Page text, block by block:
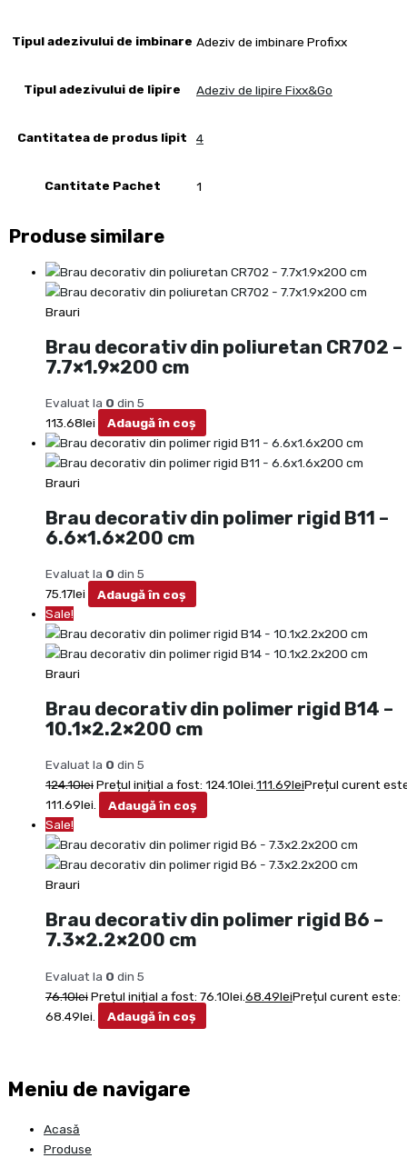
Tipul adezivului de imbinare Adeziv de imbinare Profixx
Tipul adezivului de lipire Adeziv de lipire Fixx&Go
Cantitatea de produs lipit 4
Cantitate Pachet 1
Produse similare
Brauri
Brau decorativ din poliuretan CR702 –
7.7×1.9×200 cm
Evaluat la 0 din 5
113.68lei Adaugă în coș
Brauri
Brau decorativ din polimer rigid B11 –
6.6×1.6×200 cm
Evaluat la 0 din 5
75.17lei
Adaugă în coș
Sale!
Brauri
Brau decorativ din polimer rigid B14 –
10.1×2.2×200 cm
Evaluat la 0 din 5
124.10leiPrețul inițial a fost: 124.10lei.111.69leiPrețul curent
111.69lei.
Adaugă în coș
Sale!
Brauri
Brau decorativ din polimer rigid B6 –
7.3×2.2×200 cm
Evaluat la 0 din 5
76.10leiPrețul inițial a fost: 76.10lei. 68.49leiPrețul curent este:
68.49lei.
Adaugă în coș
Meniu de navigare
Acasă
Produse